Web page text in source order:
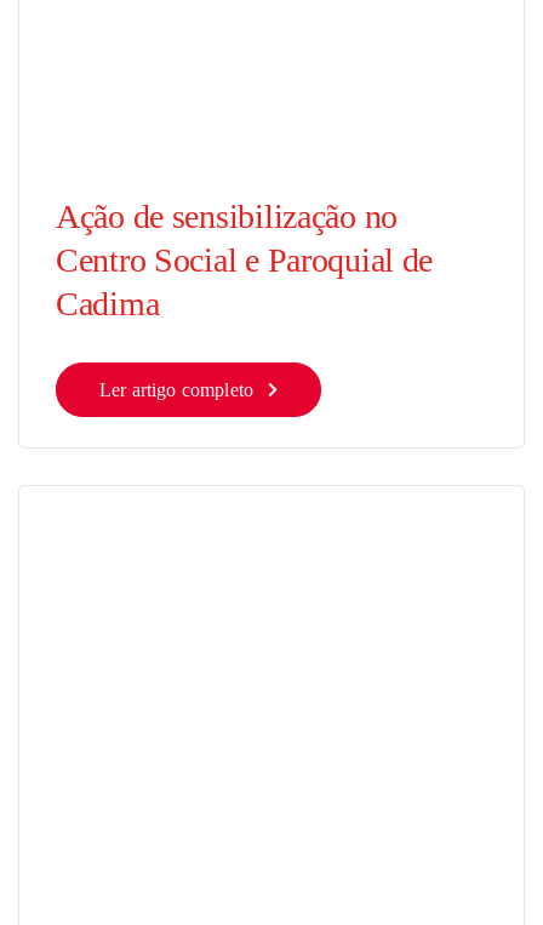
Ação de sensibilização no
Centro Social e Paroquial de
Cadima
Ler artigo completo